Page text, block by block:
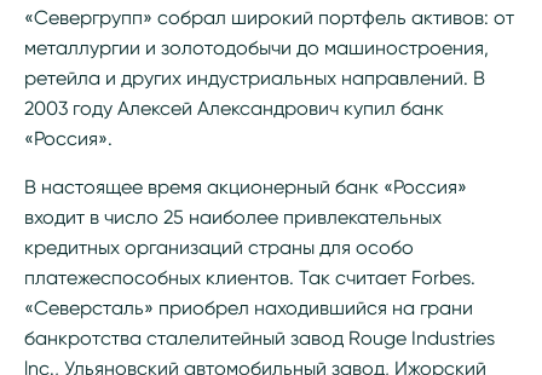
«Севергрупп» собрал широкий портфель активов: от
металлургии и золотодобычи до машиностроения,
ретейла и других индустриальных направлений. В
2003 году Алексей Александрович купил банк
«Россия».
В настоящее время акционерный банк «Россия»
входит в число 25 наиболее привлекательных
кредитных организаций страны для особо
платежеспособных клиентов. Так считает Forbes.
«Северсталь» приобрел находившийся на грани
банкротства сталелитейный завод Rouge Industries
lnc., Ульяновский автомобильный завод, Ижорский